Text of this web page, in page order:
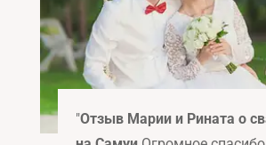
"Отзыв Марии и Рината о